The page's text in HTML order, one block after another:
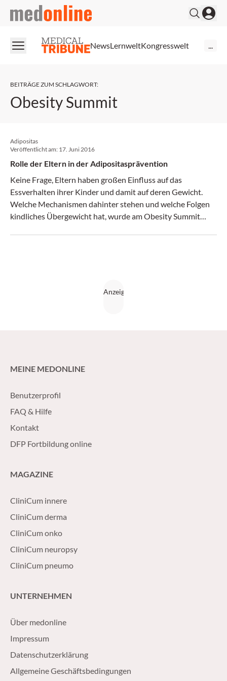
medonline
NewsLernweltKongresswelt
BEITRÄGE ZUM SCHLAGWORT:
Obesity Summit
Adipositas
Veröffentlicht am: 17. Juni 2016
Rolle der Eltern in der Adipositasprävention
Keine Frage, Eltern haben großen Einfluss auf das
Essverhalten ihrer Kinder und damit auf deren Gewicht.
Welche Mechanismen dahinter stehen und welche Folgen
kindliches Übergewicht hat, wurde am Obesity Summit
MEINE MEDONLINE
Benutzerprofil
FAQ & Hilfe
Kontakt
DFP Fortbildung online
MAGAZINE
CliniCum innere
CliniCum derma
CliniCum onko
CliniCum neuropsy
CliniCum pneumo
UNTERNEHMEN
Über medonline
Impressum
Datenschutzerklärung
Allgemeine Geschäftsbedingungen